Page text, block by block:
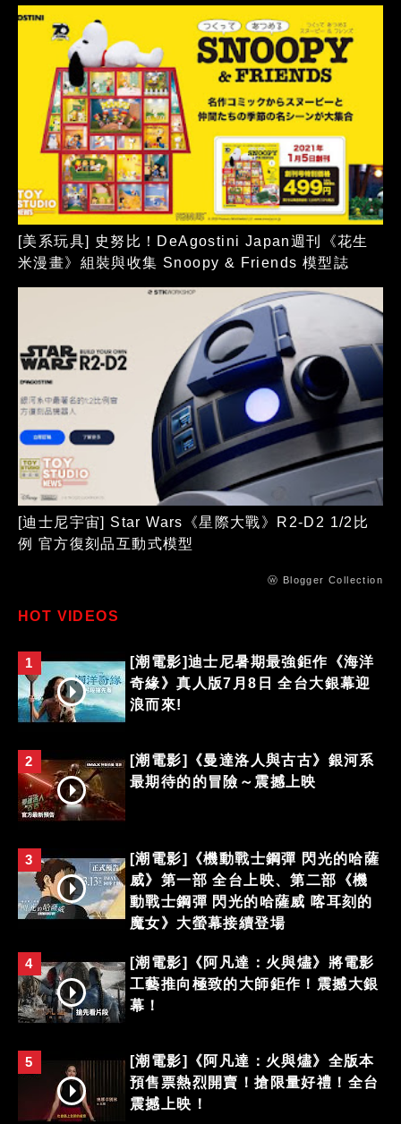
[美系玩具] 史努比！DeAgostini Japan週刊《花生
米漫畫》組裝與收集 Snoopy & Friends 模型誌
[迪士尼宇宙] Star Wars《星際大戰》R2-D2 1/2比
例 官方復刻品互動式模型
ⓦ Blogger Collection
HOT VIDEOS
1
[潮電影]迪士尼暑期最強鉅作《海洋
奇緣》真人版7月8日 全台大銀幕迎
浪而來!
2
[潮電影]《曼達洛人與古古》銀河系
最期待的的冒險～震撼上映
3
[潮電影]《機動戰士鋼彈 閃光的哈薩
威》第一部 全台上映、第二部《機
動戰士鋼彈 閃光的哈薩威 喀耳刻的
魔女》大螢幕接續登場
4
[潮電影]《阿凡達：火與燼》將電影
工藝推向極致的大師鉅作！震撼大銀
幕！
5
[潮電影]《阿凡達：火與燼》全版本
預售票熱烈開賣！搶限量好禮！全台
震撼上映！